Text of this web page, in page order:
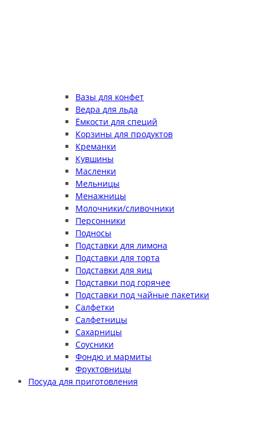
Вазы для конфет
Ведра для льда
Ёмкости для специй
Корзины для продуктов
Креманки
Кувшины
Масленки
Мельницы
Менажницы
Молочники/сливочники
Персонники
Подносы
Подставки для лимона
Подставки для торта
Подставки для яиц
Подставки под горячее
Подставки под чайные пакетики
Салфетки
Салфетницы
Сахарницы
Соусники
Фондю и мармиты
Фруктовницы
Посуда для приготовления